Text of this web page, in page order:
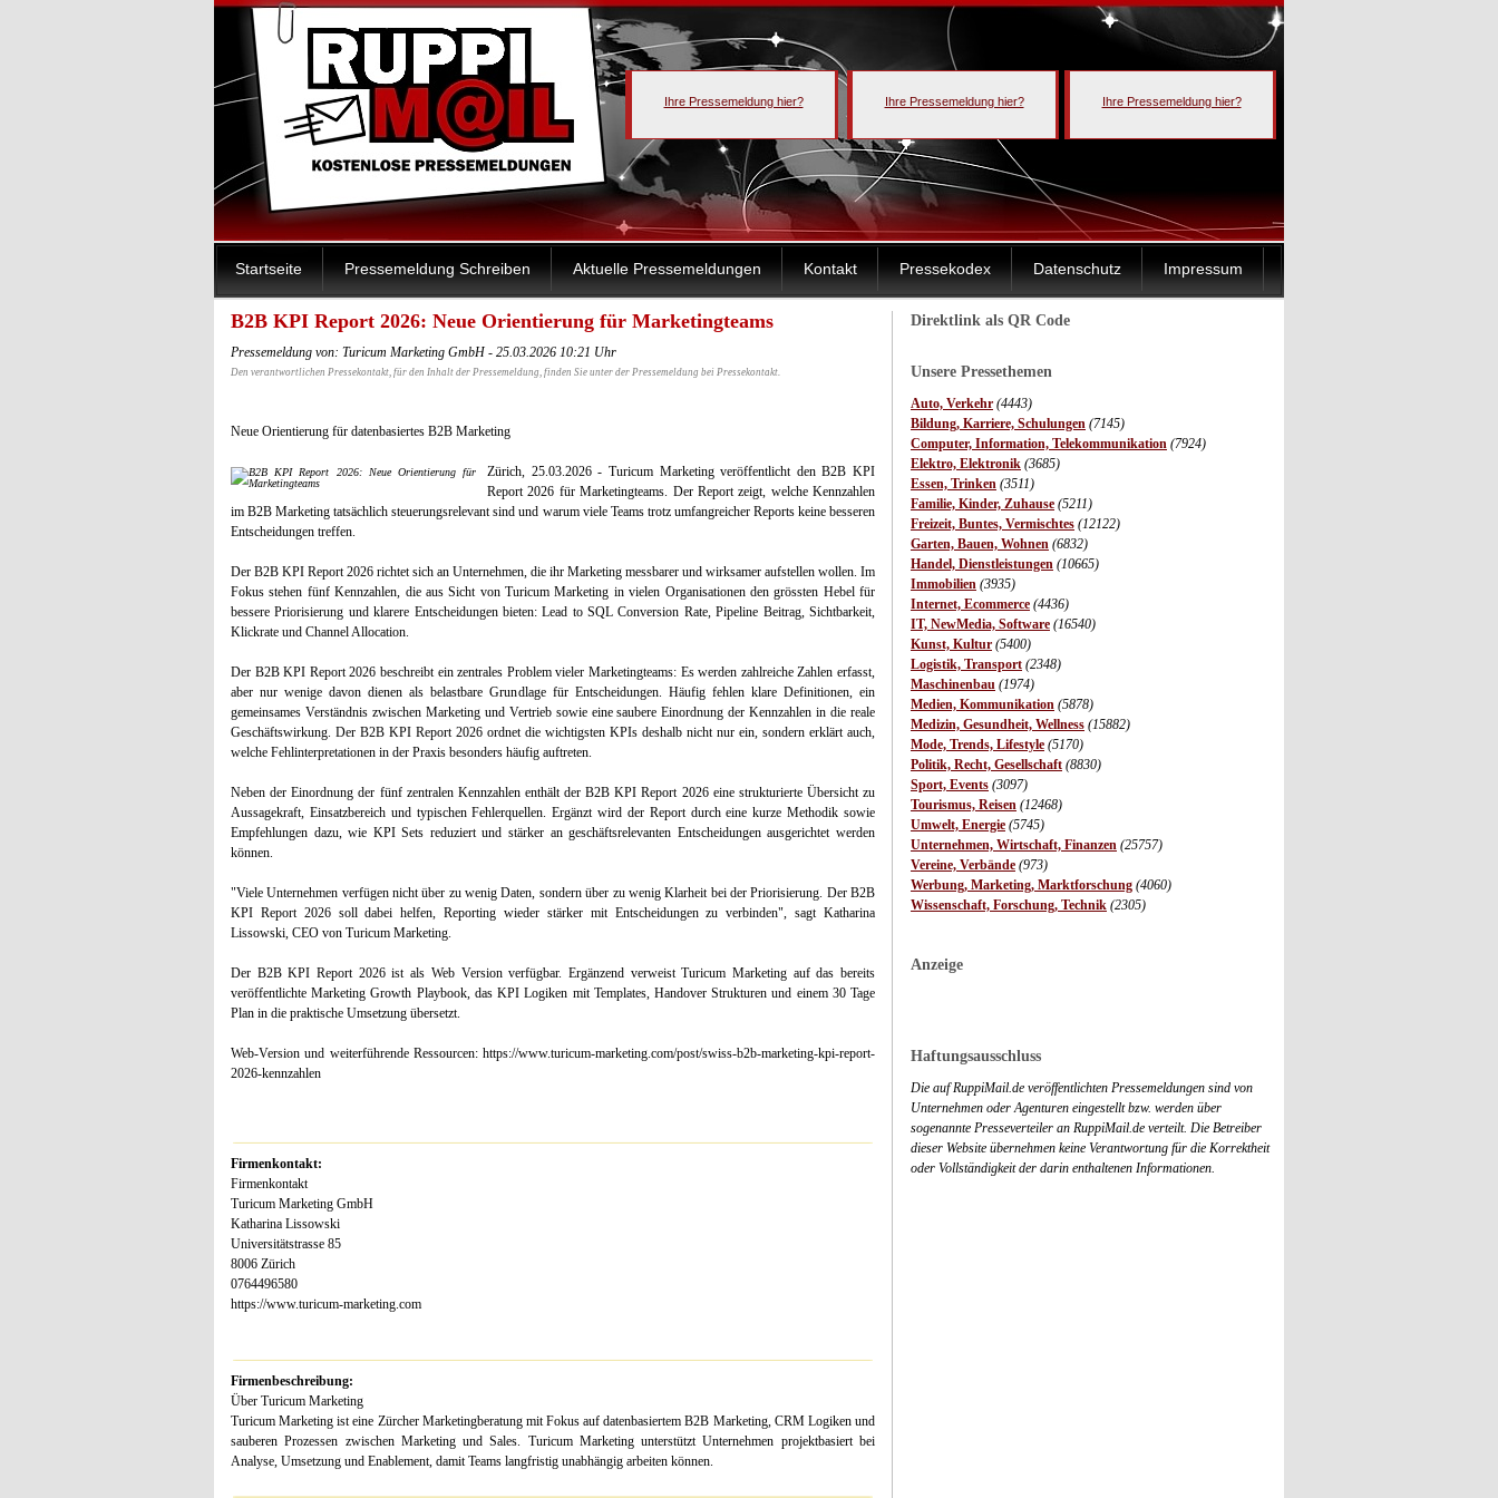
Ihre Pressemeldung hier? Ihre Pressemeldung hier? Ihre Pressemeldung hier?
Startseite Pressemeldung Schreiben Aktuelle Pressemeldungen Kontakt Pressekodex Datenschutz Impressum
Direktlink als QR Code
Unsere Pressethemen
Auto, Verkehr (4443)
Bildung, Karriere, Schulungen (7145)
Computer, Information, Telekommunikation (7924)
Elektro, Elektronik (3685)
Essen, Trinken (3511)
Familie, Kinder, Zuhause (5211)
Freizeit, Buntes, Vermischtes (12122)
Garten, Bauen, Wohnen (6832)
Handel, Dienstleistungen (10665)
Immobilien (3935)
Internet, Ecommerce (4436)
IT, NewMedia, Software (16540)
Kunst, Kultur (5400)
Logistik, Transport (2348)
Maschinenbau (1974)
Medien, Kommunikation (5878)
Medizin, Gesundheit, Wellness (15882)
Mode, Trends, Lifestyle (5170)
Politik, Recht, Gesellschaft (8830)
Sport, Events (3097)
Tourismus, Reisen (12468)
Umwelt, Energie (5745)
Unternehmen, Wirtschaft, Finanzen (25757)
Vereine, Verbände (973)
Werbung, Marketing, Marktforschung (4060)
Wissenschaft, Forschung, Technik (2305)
Anzeige
Haftungsausschluss
Die auf RuppiMail.de veröffentlichten Pressemeldungen sind von
Unternehmen oder Agenturen eingestellt bzw. werden über
sogenannte Presseverteiler an RuppiMail.de verteilt. Die Betreiber
dieser Website übernehmen keine Verantwortung für die Korrektheit
oder Vollständigkeit der darin enthaltenen Informationen.
B2B KPI Report 2026: Neue Orientierung für Marketingteams
Pressemeldung von: Turicum Marketing GmbH - 25.03.2026 10:21 Uhr
Den verantwortlichen Pressekontakt, für den Inhalt der Pressemeldung, finden Sie unter der Pressemeldung bei Pressekontakt.
Neue Orientierung für datenbasiertes B2B Marketing
Zürich, 25.03.2026 - Turicum Marketing veröffentlicht den B2B KPI
Report 2026 für Marketingteams. Der Report zeigt, welche Kennzahlen
im B2B Marketing tatsächlich steuerungsrelevant sind und warum viele Teams trotz umfangreicher Reports keine besseren
Entscheidungen treffen.
Der B2B KPI Report 2026 richtet sich an Unternehmen, die ihr Marketing messbarer und wirksamer aufstellen wollen. Im
Fokus stehen fünf Kennzahlen, die aus Sicht von Turicum Marketing in vielen Organisationen den grössten Hebel für
bessere Priorisierung und klarere Entscheidungen bieten: Lead to SQL Conversion Rate, Pipeline Beitrag, Sichtbarkeit,
Klickrate und Channel Allocation.
Der B2B KPI Report 2026 beschreibt ein zentrales Problem vieler Marketingteams: Es werden zahlreiche Zahlen erfasst,
aber nur wenige davon dienen als belastbare Grundlage für Entscheidungen. Häufig fehlen klare Definitionen, ein
gemeinsames Verständnis zwischen Marketing und Vertrieb sowie eine saubere Einordnung der Kennzahlen in die reale
Geschäftswirkung. Der B2B KPI Report 2026 ordnet die wichtigsten KPIs deshalb nicht nur ein, sondern erklärt auch,
welche Fehlinterpretationen in der Praxis besonders häufig auftreten.
Neben der Einordnung der fünf zentralen Kennzahlen enthält der B2B KPI Report 2026 eine strukturierte Übersicht zu
Aussagekraft, Einsatzbereich und typischen Fehlerquellen. Ergänzt wird der Report durch eine kurze Methodik sowie
Empfehlungen dazu, wie KPI Sets reduziert und stärker an geschäftsrelevanten Entscheidungen ausgerichtet werden
können.
"Viele Unternehmen verfügen nicht über zu wenig Daten, sondern über zu wenig Klarheit bei der Priorisierung. Der B2B
KPI Report 2026 soll dabei helfen, Reporting wieder stärker mit Entscheidungen zu verbinden", sagt Katharina
Lissowski, CEO von Turicum Marketing.
Der B2B KPI Report 2026 ist als Web Version verfügbar. Ergänzend verweist Turicum Marketing auf das bereits
veröffentlichte Marketing Growth Playbook, das KPI Logiken mit Templates, Handover Strukturen und einem 30 Tage
Plan in die praktische Umsetzung übersetzt.
Web-Version und weiterführende Ressourcen: https://www.turicum-marketing.com/post/swiss-b2b-marketing-kpi-report-
2026-kennzahlen
Firmenkontakt:
Firmenkontakt
Turicum Marketing GmbH
Katharina Lissowski
Universitätstrasse 85
8006 Zürich
0764496580
https://www.turicum-marketing.com
Firmenbeschreibung:
Über Turicum Marketing
Turicum Marketing ist eine Zürcher Marketingberatung mit Fokus auf datenbasiertem B2B Marketing, CRM Logiken und
sauberen Prozessen zwischen Marketing und Sales. Turicum Marketing unterstützt Unternehmen projektbasiert bei
Analyse, Umsetzung und Enablement, damit Teams langfristig unabhängig arbeiten können.